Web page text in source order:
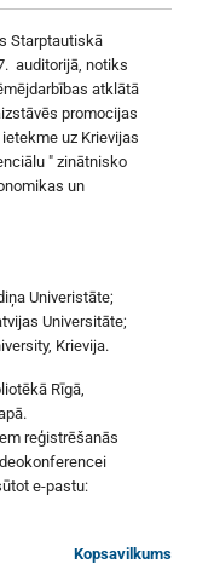
Starptautiskā
auditorijā, notiks
atklātā
promocijas
uz Krievijas
" zinātnisko
un
Univeristāte;
Universitāte;
Krievija.
Rīgā,
reģistrēšanās
e-pastu:
Kopsavilkums